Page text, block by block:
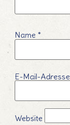
Name *
E-Mail-Adresse
Website